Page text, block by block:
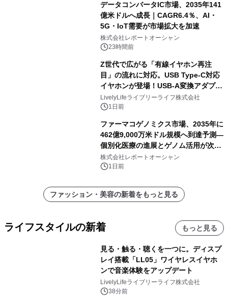
データコンバータIC市場、2035年141
億米ドルへ成長｜CAGR6.4％、AI・
5G・IoT需要が市場拡大を加速
株式会社レポートオーシャン
23時間前
Z世代で広がる「有線イヤホン再注
目」の流れに対応。USB Type-C対応
イヤホンが登場！USB-A変換アダプタ
ー付きでスマホからパソコンまで幅広
く活用可能
LivelyLifeライブリーライフ株式会社
1日前
ファーマコゲノミクス市場、2035年に
462億9,000万米ドル規模へ到達予測―
個別化医療の進展とゲノム活用が次世
代ヘルスケア投資を加速
株式会社レポートオーシャン
1日前
ファッション・美容の新着をもっと見る
ライフスタイルの新着 もっと見る
見る・触る・聴くを一つに。ディスプ
レイ搭載「LL05」ワイヤレスイヤホ
ンで音楽体験をアップデート
LivelyLifeライブリーライフ株式会社
38分前